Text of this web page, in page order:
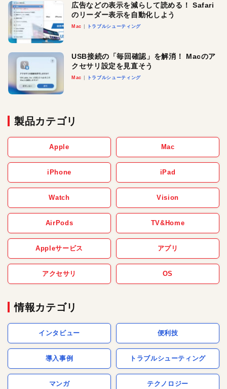
広告などの表示を減らして読める！ Safari
のリーダー表示を自動化しよう
Mac トラブルシューティング
USB接続の「毎回確認」を解消！ Macのア
クセサリ設定を見直そう
Mac トラブルシューティング
製品カテゴリ
Apple Mac
iPhone iPad
Watch Vision
AirPods TV&Home
Appleサービス アプリ
アクセサリ OS
情報カテゴリ
インタビュー 便利技
導入事例 トラブルシューティング
マンガ テクノロジー